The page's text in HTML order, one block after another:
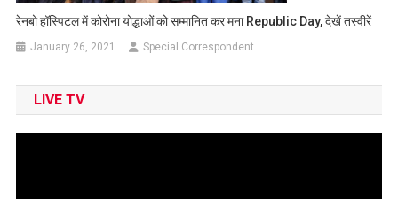
रेनबो हॉस्पिटल में कोरोना योद्धाओं को सम्मानित कर मना Republic Day, देखें तस्वीरें
January 26, 2021 Special Correspondent
LIVE TV